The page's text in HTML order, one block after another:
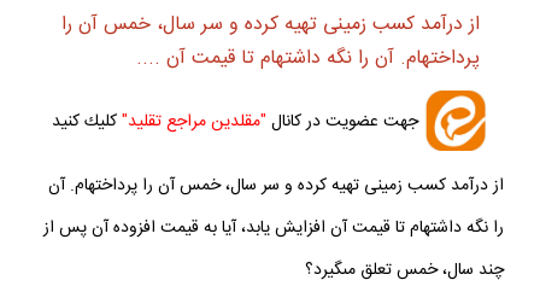
از درآمد كسب زمينى تهيه كرده و سر سال، خمس آن را
پرداخته‏ام. آن را نگه داشته‏ام تا قيمت آن ....
جهت عضويت در كانال "مقلدين مراجع تقليد"كليك كنيد
از درآمد كسب زمينى تهيه كرده و سر سال، خمس آن را پرداخته‏ام. آن
را نگه داشته‏ام تا قيمت آن افزايش يابد، آيا به قيمت افزوده آن پس از
چند سال، خمس تعلق مى‏گيرد؟